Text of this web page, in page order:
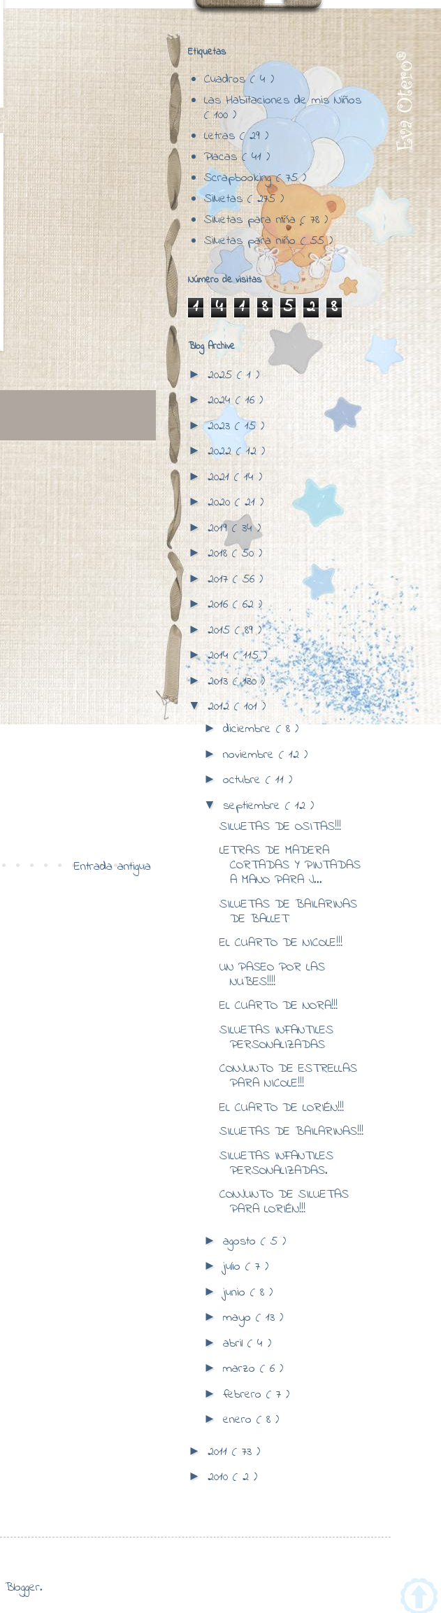
Entrada antigua
Etiquetas
Cuadros( 4 )
Las Habitaciones de mis Niños
( 100 )
Letras ( 29 )
Placas( 41 )
Scrapbooking( 75 )
Siluetas( 275 )
Siluetas para niña( 78 )
Siluetas para niño( 55 )
Número de visitas
1 4 1 8 5 2 8
Blog Archive
► 2025 ( 1 )
► 2024( 16 )
►2023 ( 15 )
►2022( 12 )
► 2021 ( 14 )
► 2020 ( 21 )
► 2019 ( 34 )
► 2018 ( 50 )
► 2017 ( 56 )
► 2016 ( 62 )
► 2015 ( 89 )
►2014 ( 115 )
► 2013( 130 )
▼ 2012 ( 101 )
► diciembre ( 8 )
► noviembre ( 12 )
► octubre ( 11 )
▼ septiembre ( 12 )
SILUETAS DE OSITAS!!!
LETRAS DE MADERA
CORTADAS Y PINTADAS
A MANO PARA J...
SILUETAS DE BAILARINAS
DE BALLET
EL CUARTO DE NICOLE!!!
UN PASEO POR LAS
NUBES!!!!
EL CUARTO DE NORA!!!
SILUETAS INFANTILES
PERSONALIZADAS
CONJUNTO DE ESTRELLAS
PARA NICOLE!!!
EL CUARTO DE LORIÉN!!!
SILUETAS DE BAILARINAS!!!
SILUETAS INFANTILES
PERSONALIZADAS.
CONJUNTO DE SILUETAS
PARA LORIÉN!!!
► agosto ( 5 )
► julio ( 7 )
► junio ( 8 )
► mayo ( 13 )
► abril ( 4 )
► marzo ( 6 )
► febrero ( 7 )
► enero ( 8 )
► 2011 ( 73 )
► 2010 ( 2 )
Blogger.